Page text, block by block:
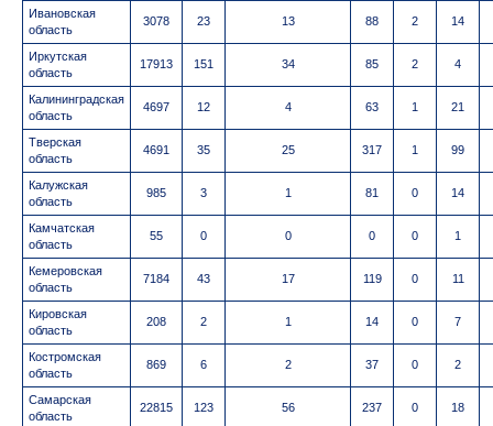
Ивановская
область
3078 23 13 88 2 14
Иркутская
область
17913 151 34 85 2 4
Калининградская
область
4697 12 4 63 1 21
Тверская
область
4691 35 25 317 1 99
Калужская
область
985 3 1 81 0 14
Камчатская
область
55 0 0 0 0 1
Кемеровская
область
7184 43 17 119 0 11
Кировская
область
208 2 1 14 0 7
Костромская
область
869 6 2 37 0 2
Самарская
область
22815 123 56 237 0 18